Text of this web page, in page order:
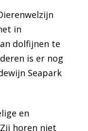
in
dolfijnen te
is er nog
Seapark
en
horen niet